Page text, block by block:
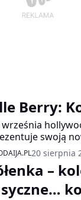
Berry:
swoją
20 sierpnia
–